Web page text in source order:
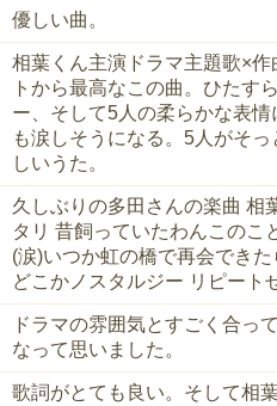
優しい曲。
相葉くん主演ドラマ主題歌×
トから最高なこの曲。ひたす
ー、そして5人の柔らかな表
も涙しそうになる。5人がそ
しいうた。
久しぶりの多田さんの楽曲 相
タリ 昔飼っていたわんこのこ
(涙)いつか虹の橋で再会でき
どこかノスタルジー リピート
ドラマの雰囲気とすごく合っ
なって思いました。
歌詞がとても良い。そして相